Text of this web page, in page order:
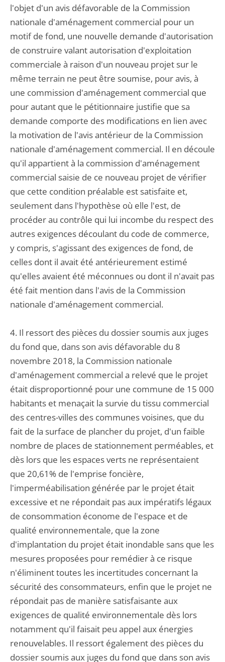
l'objet d'un avis défavorable de la Commission
nationale d'aménagement commercial pour un
motif de fond, une nouvelle demande d'autorisation
de construire valant autorisation d'exploitation
commerciale à raison d'un nouveau projet sur le
même terrain ne peut être soumise, pour avis, à
une commission d'aménagement commercial que
pour autant que le pétitionnaire justifie que sa
demande comporte des modifications en lien avec
la motivation de l'avis antérieur de la Commission
nationale d'aménagement commercial. Il en découle
qu'il appartient à la commission d'aménagement
commercial saisie de ce nouveau projet de vérifier
que cette condition préalable est satisfaite et,
seulement dans l'hypothèse où elle l'est, de
procéder au contrôle qui lui incombe du respect des
autres exigences découlant du code de commerce,
y compris, s'agissant des exigences de fond, de
celles dont il avait été antérieurement estimé
qu'elles avaient été méconnues ou dont il n'avait pas
été fait mention dans l'avis de la Commission
nationale d'aménagement commercial.
4. Il ressort des pièces du dossier soumis aux juges
du fond que, dans son avis défavorable du 8
novembre 2018, la Commission nationale
d'aménagement commercial a relevé que le projet
était disproportionné pour une commune de 15 000
habitants et menaçait la survie du tissu commercial
des centres-villes des communes voisines, que du
fait de la surface de plancher du projet, d'un faible
nombre de places de stationnement perméables, et
dès lors que les espaces verts ne représentaient
que 20,61% de l'emprise foncière,
l'imperméabilisation générée par le projet était
excessive et ne répondait pas aux impératifs légaux
de consommation économe de l'espace et de
qualité environnementale, que la zone
d'implantation du projet était inondable sans que les
mesures proposées pour remédier à ce risque
n'éliminent toutes les incertitudes concernant la
sécurité des consommateurs, enfin que le projet ne
répondait pas de manière satisfaisante aux
exigences de qualité environnementale dès lors
notamment qu'il faisait peu appel aux énergies
renouvelables. Il ressort également des pièces du
dossier soumis aux juges du fond que dans son avis